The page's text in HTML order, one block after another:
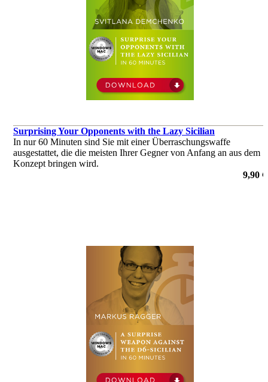
Surprising Your Opponents with the Lazy Sicilian
In nur 60 Minuten sind Sie mit einer Überraschungswaffe
ausgestattet, die die meisten Ihrer Gegner von Anfang an aus dem
Konzept bringen wird.
9,90 €